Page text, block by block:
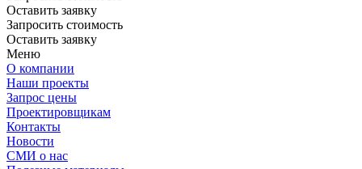
Оставить заявку
Запросить стоимость
Оставить заявку
Меню
О компании
Наши проекты
Запрос цены
Проектировщикам
Контакты
Новости
СМИ о нас